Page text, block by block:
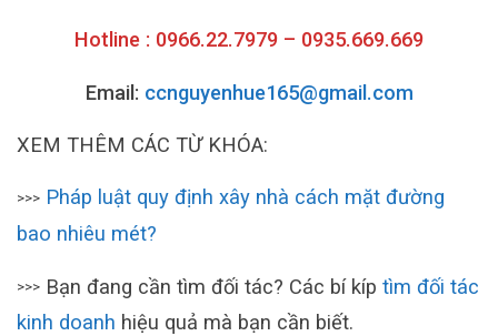
Hotline : 0966.22.7979 – 0935.669.669
Email: ccnguyenhue165@gmail.com
XEM THÊM CÁC TỪ KHÓA:
>>> Pháp luật quy định xây nhà cách mặt đường
bao nhiêu mét?
>>> Bạn đang cần tìm đối tác? Các bí kíp tìm đối tác
kinh doanh hiệu quả mà bạn cần biết.